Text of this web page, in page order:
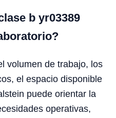
b yr03389
volumen de trabajo, los
el espacio disponible
puede orientar la
operativas,